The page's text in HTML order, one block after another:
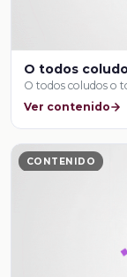
O todos
O todos coludos o
Ver contenido
CONTENIDO